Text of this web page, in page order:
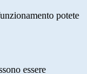
potete
essere